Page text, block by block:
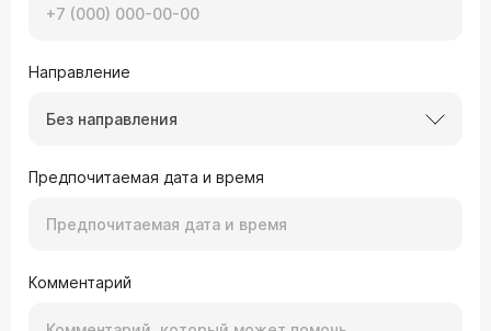
Направление
Без направления
Предпочитаемая дата и время
Комментарий